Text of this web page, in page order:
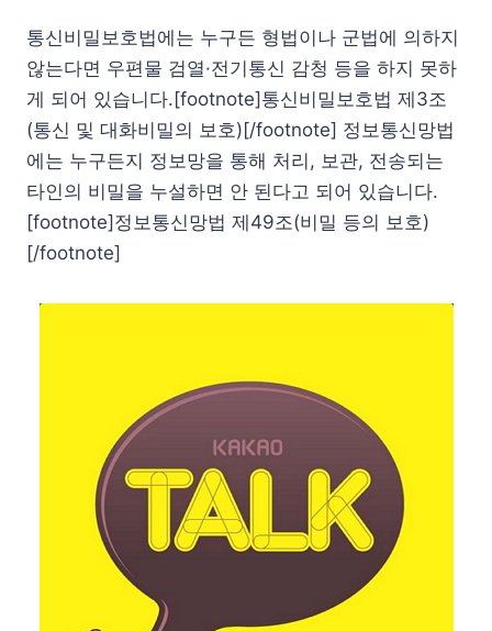
통신비밀보호법에는 누구든 형법이나 군법에 의하지
않는다면 우편물 검열·전기통신 감청 등을 하지 못하
게 되어 있습니다.[footnote]통신비밀보호법 제3조
(통신 및 대화비밀의 보호)[/footnote] 정보통신망법
에는 누구든지 정보망을 통해 처리, 보관, 전송되는
타인의 비밀을 누설하면 안 된다고 되어 있습니다.
[footnote]정보통신망법 제49조(비밀 등의 보호)
[/footnote]